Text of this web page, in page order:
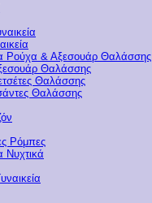
Ρούχα & Αξεσουάρ Θαλάσσης
Θαλάσσης
Θαλάσσης
Θαλάσσης
Ρόμπες
Νυχτικά